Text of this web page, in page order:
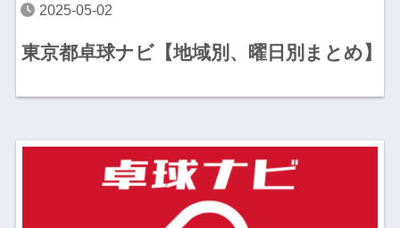
2025-05-02
東京都卓球ナビ【地域別、曜日別まとめ】